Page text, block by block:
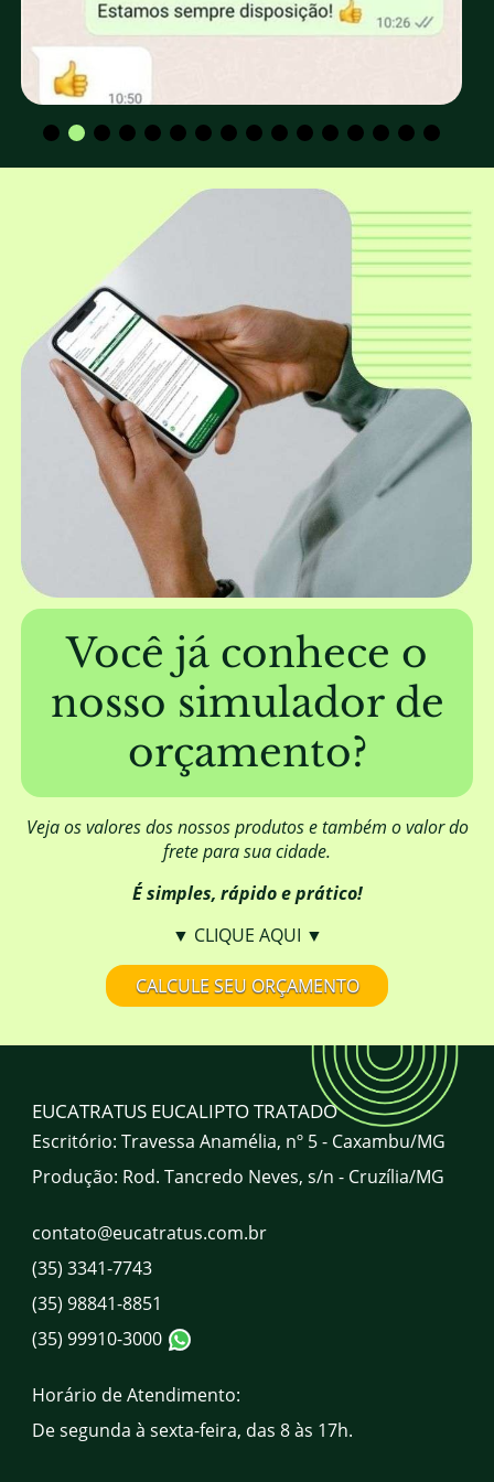
Os valores para CPF e CNPJ são os mesmos?
Qual a altura padrão dos mourões
utilizados para construção de cerca e
Qual o diâmetro mais utilizado para
construção de cerca e curral?
Além dos mourões roliços, a EUCATRATUS
também trabalha com mourões
quadrados?
A EUCATRATUS trabalha com mourões
furados?
Além de fornecer a madeira, a EUCATRATUS
também elabora projetos de construção?
Posso aplicar algum produto para
melhorar o aspecto visual da madeira?
Qual é a origem da madeira da
EUCATRATUS?
A madeira da EUCATRATUS necessita de
Onde comprar mourão de eucalipto
tratado em Minas Gerais? Qual a
A EUCATRATUS atende todo o Brasil?
Qual o horário de atendimento da
Quais são os canais de atendimento da
EUCATRATUS?
Você já conhece o
nosso simulador de
orçamento?
Veja os valores dos nossos produtos e também o valor do
frete para sua cidade.
É simples, rápido e prático!
▼ CLIQUE AQUI ▼
CALCULE SEU ORÇAMENTO
EUCATRATUS EUCALIPTO TRATADO
Escritório: Travessa Anamélia, nº 5 - Caxambu/MG
Produção: Rod. Tancredo Neves, s/n - Cruzília/MG
contato@eucatratus.com.br
(35) 3341-7743
(35) 98841-8851
(35) 99910-3000
Horário de Atendimento:
De segunda à sexta-feira, das 8 às 17h.